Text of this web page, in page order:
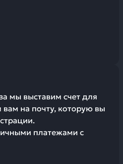
мы выставим счет для
вам на почту, которую вы
платежами с